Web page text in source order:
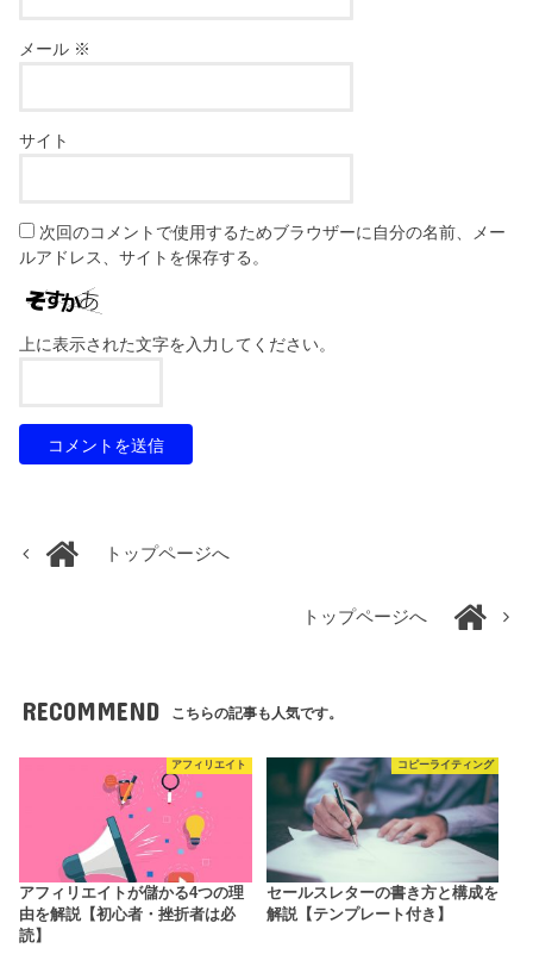
メール ※
サイト
次回のコメントで使用するためブラウザーに自分の名前、メー
ルアドレス、サイトを保存する。
上に表示された文字を入力してください。
トップページへ
トップページへ
RECOMMEND こちらの記事も人気です。
アフィリエイト
アフィリエイトが儲かる4つの理
由を解説【初心者・挫折者は必
読】
コピーライティング
セールスレターの書き方と構成を
解説【テンプレート付き】